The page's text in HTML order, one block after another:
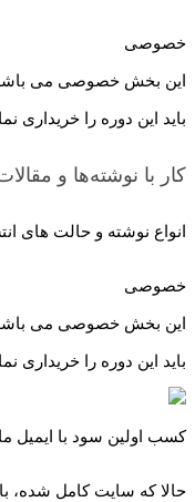
خصوصی
این بخش خصوصی می
باید این دوره را خریداری
کار با نوشته‌ها و
انواع نوشته و حالت های
خصوصی
این بخش خصوصی می
باید این دوره را خریداری
کسب اولین سود با ایمیل
حالا که سایت کامل شده،